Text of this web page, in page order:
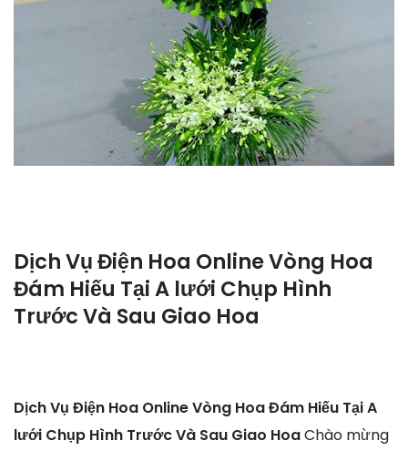
Dịch Vụ Điện Hoa Online Vòng Hoa
Đám Hiếu Tại A lưới Chụp Hình
Trước Và Sau Giao Hoa
Dịch Vụ Điện Hoa Online Vòng Hoa Đám Hiếu Tại A
lưới Chụp Hình Trước Và Sau Giao HoaChào mừng